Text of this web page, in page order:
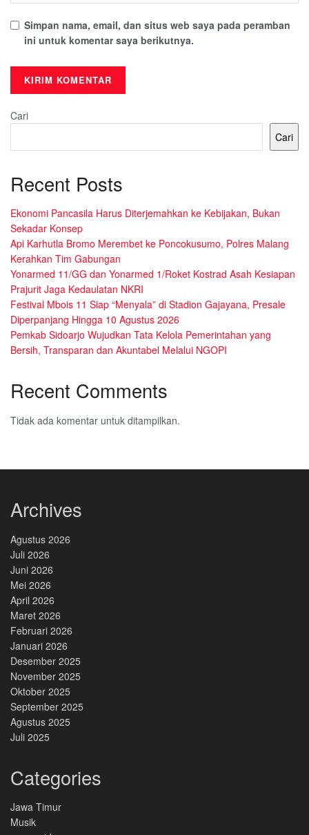
Simpan nama, email, dan situs web saya pada peramban
ini untuk komentar saya berikutnya.
Cari
Cari
Recent Posts
Ekonomi Pancasila Harus Diterjemahkan ke Kebijakan, Bukan
Sekadar Konsep
Api Karhutla Bromo Merembet ke Poncokusumo, Polres Malang
Kerahkan Tim Gabungan
Yonarmed 11/GG dan Yonarmed 1/Roket Kostrad Asah Kesiapan
Prajurit Jaga Kedaulatan NKRI
Festival Mbois 11 Siap “Menyala” di Stadion Gajayana, Presale
Diperpanjang Hingga 10 Agustus 2026
Pemkab Sidoarjo Wujudkan Tata Kelola Pemerintahan yang
Bersih, Transparan dan Akuntabel Melalui NGOPI
Recent Comments
Tidak ada komentar untuk ditampilkan.
Archives
Agustus 2026
Juli 2026
Juni 2026
Mei 2026
April 2026
Maret 2026
Februari 2026
Januari 2026
Desember 2025
November 2025
Oktober 2025
September 2025
Agustus 2025
Juli 2025
Categories
Jawa Timur
Musik